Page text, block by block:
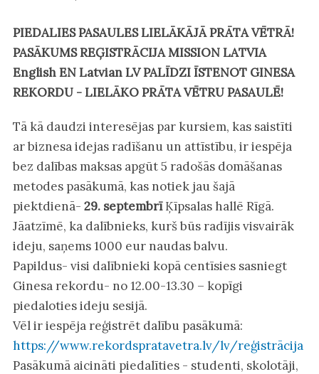
PIEDALIES PASAULES LIELĀKĀJĀ PRĀTA VĒTRĀ!
PASĀKUMS REĢISTRĀCIJA MISSION LATVIA
English EN Latvian LV PALĪDZI ĪSTENOT GINESA
REKORDU - LIELĀKO PRĀTA VĒTRU PASAULĒ!
Tā kā daudzi interesējas par kursiem, kas saistīti
ar biznesa idejas radīšanu un attīstību, ir iespēja
bez dalības maksas apgūt 5 radošās domāšanas
metodes pasākumā, kas notiek jau šajā
piektdienā- 29. septembrīĶīpsalas hallē Rīgā.
Jāatzīmē, ka dalībnieks, kurš būs radījis visvairāk
ideju, saņems 1000 eur naudas balvu.
Papildus- visi dalībnieki kopā centīsies sasniegt
Ginesa rekordu- no 12.00-13.30 – kopīgi
piedaloties ideju sesijā.
Vēl ir iespēja reģistrēt dalību pasākumā:
https://www.rekordspratavetra.lv/lv/reģistrācija
Pasākumā aicināti piedalīties - studenti, skolotāji,